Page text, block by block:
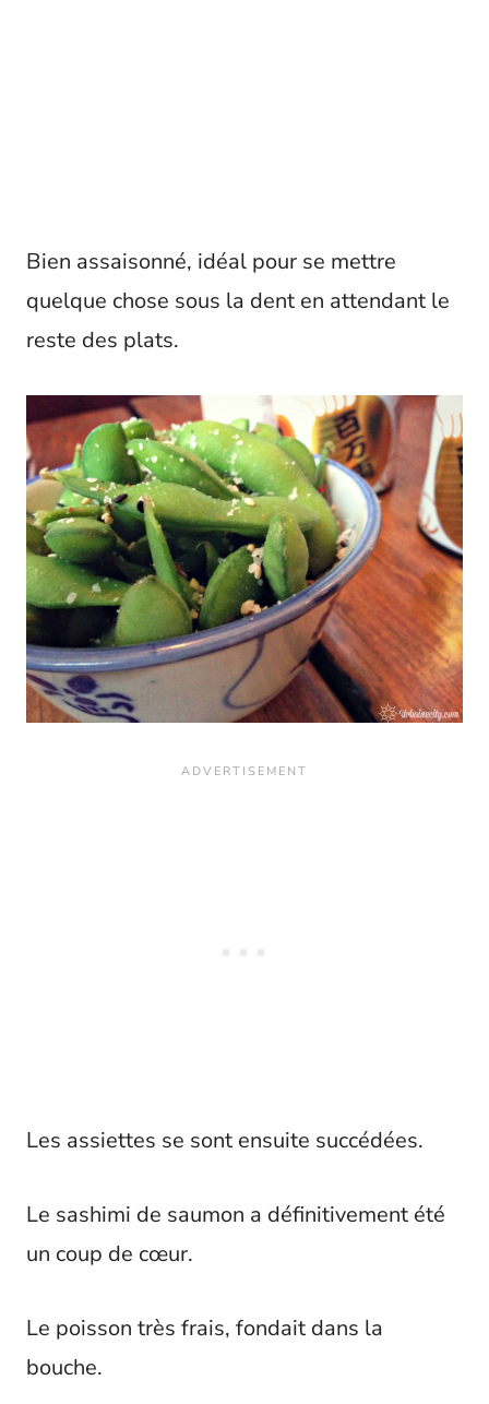
Bien assaisonné, idéal pour se mettre
quelque chose sous la dent en attendant le
reste des plats.
Les assiettes se sont ensuite succédées.
Le sashimi de saumon a définitivement été
un coup de cœur.
Le poisson très frais, fondait dans la
bouche.